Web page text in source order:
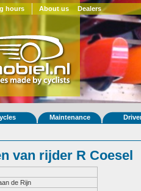
hours About us Dealers
Maintenance
van rijder R Coesel
de Rijn